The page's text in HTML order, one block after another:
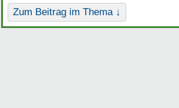
Zum Beitrag im Thema ↓